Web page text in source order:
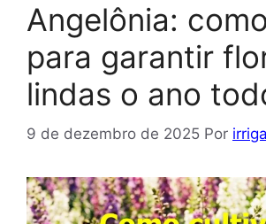
Angelônia:
para garantir
lindas o ano
9 de dezembro de 2025 Por